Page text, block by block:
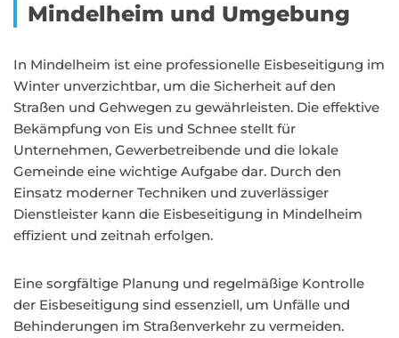
Mindelheim und Umgebung
In Mindelheim ist eine professionelle Eisbeseitigung im
Winter unverzichtbar, um die Sicherheit auf den
Straßen und Gehwegen zu gewährleisten. Die effektive
Bekämpfung von Eis und Schnee stellt für
Unternehmen, Gewerbetreibende und die lokale
Gemeinde eine wichtige Aufgabe dar. Durch den
Einsatz moderner Techniken und zuverlässiger
Dienstleister kann die Eisbeseitigung in Mindelheim
effizient und zeitnah erfolgen.
Eine sorgfältige Planung und regelmäßige Kontrolle
der Eisbeseitigung sind essenziell, um Unfälle und
Behinderungen im Straßenverkehr zu vermeiden.